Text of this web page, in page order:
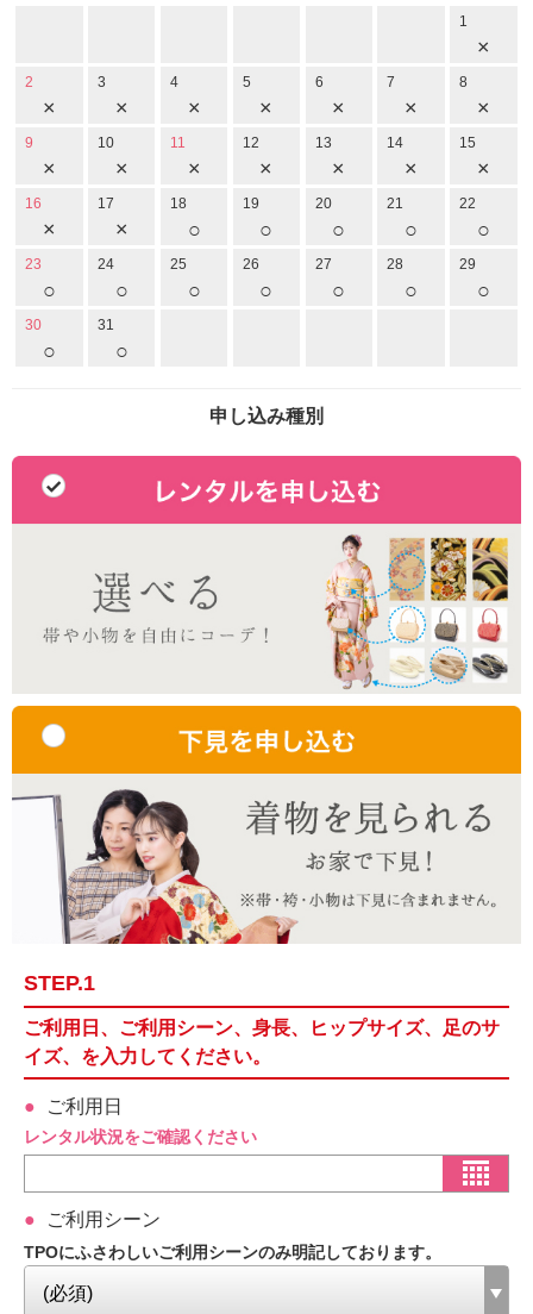
1
×
2
×
3
×
4
×
5
×
6
×
7
×
8
×
9
×
10
×
11
×
12
×
13
×
14
×
15
×
16
×
17
×
18
○
19
○
20
○
21
○
22
○
23
○
24
○
25
○
26
○
27
○
28
○
29
○
30
○
31
○
申し込み種別
STEP.1
ご利用日、ご利用シーン、身長、ヒップサイズ、足のサ
イズ、を入力してください。
ご利用日
レンタル状況をご確認ください
ご利用シーン
TPOにふさわしいご利用シーンのみ明記しております。